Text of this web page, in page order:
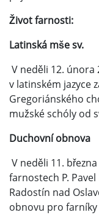
Život farnosti:
Latinská mše sv.
V neděli 12. února
v latinském jazyce
Gregoriánského
mužské schóly od
Duchovní obnova
V neděli 11.
farnostech P.
Radostín nad
obnovu pro farníky